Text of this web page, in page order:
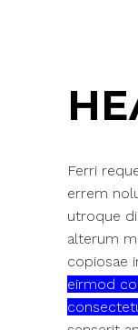
Ferri
errem
utroque
alterum
copiosae
eirmod